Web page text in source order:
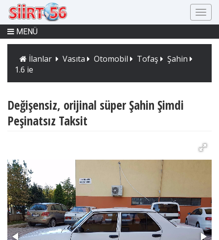
MENÜ
İlanlar Vasıta Otomobil Tofaş
Şahin
1.6 ie
Değişensiz, orijinal süper Şahin Şimdi
Peşinatsız Taksit